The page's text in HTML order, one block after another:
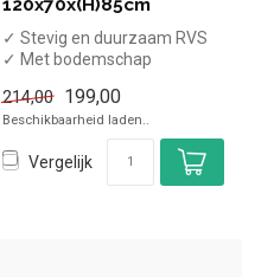
120x70x(H)85cm
✓ Stevig en duurzaam RVS
✓ Met bodemschap
✓ Verstelbare poten
...
214,00 199,00
Beschikbaarheid laden..
Vergelijk